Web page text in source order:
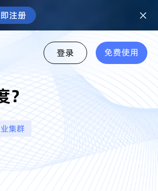
注册
登录 免费使用
？
集群